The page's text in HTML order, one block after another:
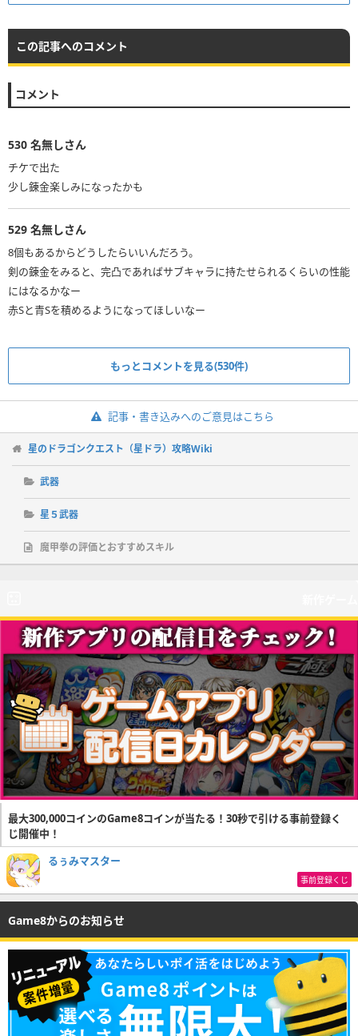
この記事へのコメント
コメント
530 名無しさん
チケで出た
少し錬金楽しみになったかも
529 名無しさん
8個もあるからどうしたらいいんだろう。
剣の錬金をみると、完凸であればサブキャラに持たせられるくらいの性能
にはなるかなー
赤Sと青Sを積めるようになってほしいなー
もっとコメントを見る(530件)
記事・書き込みへのご意見はこちら
星のドラゴンクエスト（星ドラ）攻略Wiki
武器
星５武器
魔甲拳の評価とおすすめスキル
最大300,000コインのGame8コインが当たる！30秒で引ける事前登録く
じ開催中！
るぅみマスター
事前登録くじ
Game8からのお知らせ